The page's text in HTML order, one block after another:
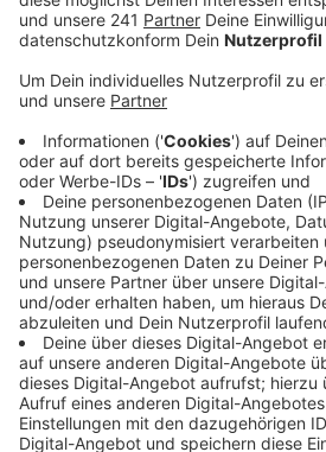
einzelnen Linien, sondern das
sagt die Wupsi.
Veröffentlicht:Montag, 25.07.2022
Anzeige
Allein am Samstag musste die
Angaben fast 40 Fahrten vom
waren allerdings gerade einmal
Gesamtfahrten an dem Tag.
Verbindungen ausfallen. Genaue
die Lage in den nächsten Tagen
Wupsi nicht geben – das lasse
tagesaktuell absehen. Um die